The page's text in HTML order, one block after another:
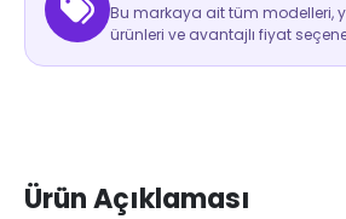
Bu markaya ait tüm modelleri,
ürünleri ve avantajlı fiyat
Ürün Açıklaması